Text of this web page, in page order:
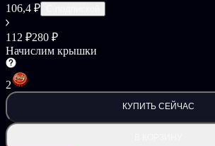
106,4 ₽
112 ₽280 ₽
Начислим крышки
2
КУПИТЬ СЕЙЧАС